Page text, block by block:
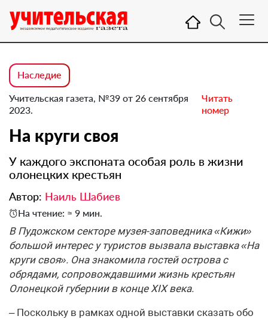
Наследие
Учительская газета, №39 от 26 сентября
2023.
Читать
номер
На круги своя
У каждого экспоната особая роль в жизни
олонецких крестьян
Автор: Наиль Шабиев
На чтение: ≈ 9 мин.
В Пудожском секторе музея-заповедника «Кижи»
большой интерес у туристов вызвала выставка «На
круги своя». Она знакомила гостей острова с
обрядами, сопровождавшими жизнь крестьян
Олонецкой губернии в конце XIX века.
– Поскольку в рамках одной выставки сказать обо